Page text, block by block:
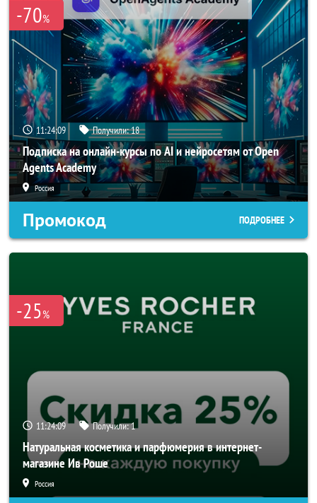
-70%
11:24:06 Получили:18
Подписка на онлайн-курсы по AI и нейросетям от Open
Agents Academy
Россия
Промокод ПОДРОБНЕЕ
-25%
11:24:06 Получили:1
Натуральная косметика и парфюмерия в интернет-
магазине Ив Роше
Россия